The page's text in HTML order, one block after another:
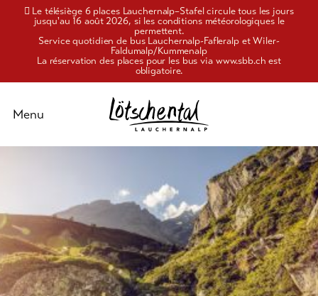
Le télésiège 6 places Lauchernalp–Stafel circule tous les jours
jusqu'au 16 août 2026, si les conditions météorologiques le
permettent.
Service quotidien de bus Lauchernalp-Fafleralp et Wiler-
Faldumalp/Kummenalp
La réservation des places pour les bus via www.sbb.ch est
obligatoire.
Schliessen
Plaisir
&
culture
Hébergements
Menu